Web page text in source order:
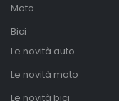
Moto
Bici
Le novità auto
Le novità moto
Le novità bici